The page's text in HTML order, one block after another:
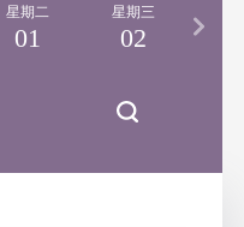
星期二
01
星期三
02